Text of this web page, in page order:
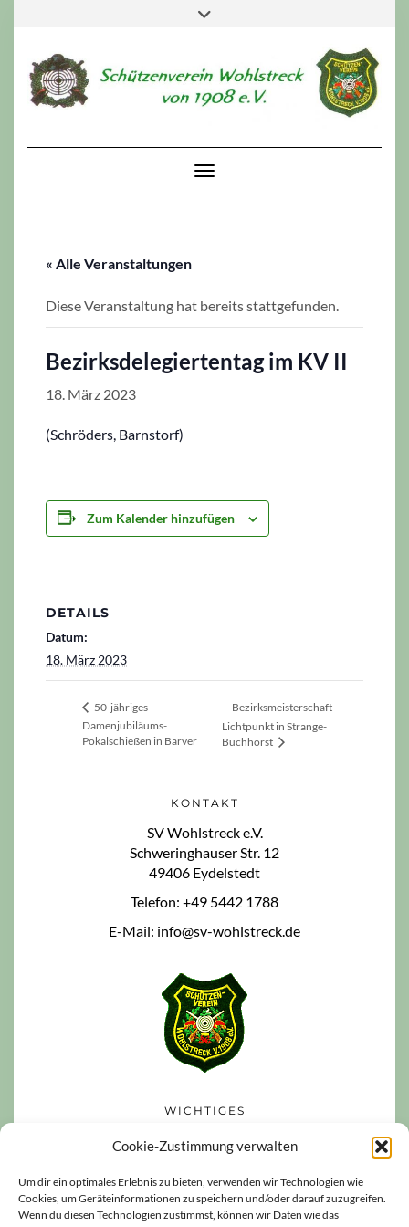
Cookie-Zustimmung verwalten
Um dir ein optimales Erlebnis zu bieten, verwenden wir Technologien wie
Cookies, um Geräteinformationen zu speichern und/oder darauf zuzugreifen.
Wenn du diesen Technologien zustimmst, können wir Daten wie das
Toggle Navigation
« Alle Veranstaltungen
Diese Veranstaltung hat bereits stattgefunden.
Bezirksdelegiertentag im KV II
18. März 2023
(Schröders, Barnstorf)
Zum Kalender hinzufügen
DETAILS
Datum:
18. März 2023
50-jähriges
Damenjubiläums-
Pokalschießen in Barver
Bezirksmeisterschaft
Lichtpunkt in Strange-
Buchhorst
KONTAKT
SV Wohlstreck e.V.
Schweringhauser Str. 12
49406 Eydelstedt
Telefon: +49 5442 1788
E-Mail: info@sv-wohlstreck.de
WICHTIGES
Datenschutzerklärung
Impressum
Haftungsausschluss